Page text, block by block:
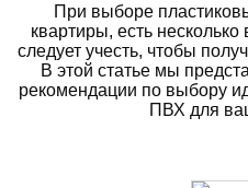
При выборе
квартиры, есть
следует учесть, чтобы
В этой статье мы
рекомендации по выбору
ПВХ для